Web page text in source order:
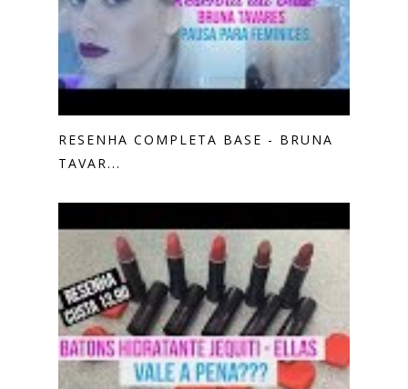
RESENHA COMPLETA BASE - BRUNA
TAVAR...